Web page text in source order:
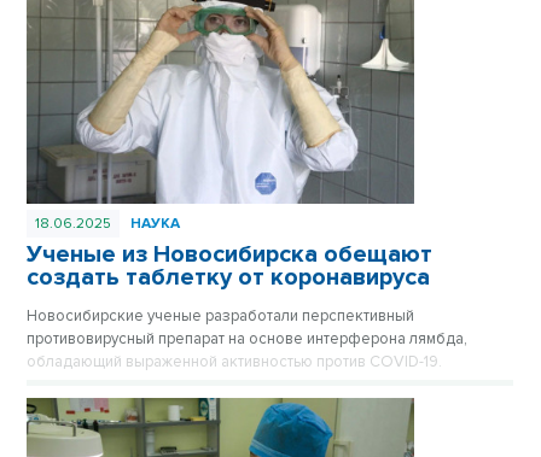
18.06.2025 НАУКА
Ученые из Новосибирска обещают
создать таблетку от коронавируса
Новосибирские ученые разработали перспективный
противовирусный препарат на основе интерферона лямбда,
обладающий выраженной активностью против COVID-19.